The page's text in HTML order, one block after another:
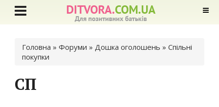
Ви є тут
Головна » Форуми » Дошка оголошень » Спільні
покупки
СП